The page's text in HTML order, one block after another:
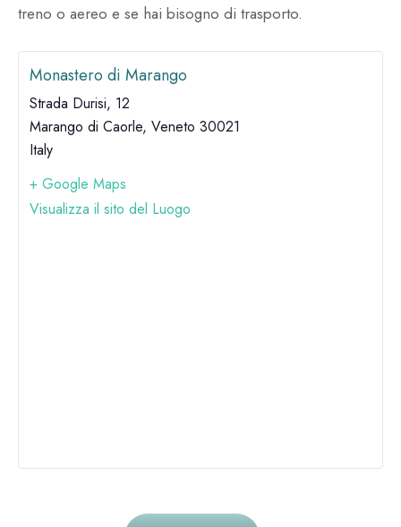
treno o aereo e se hai bisogno di trasporto.
Monastero di Marango
Strada Durisi, 12
Marango di Caorle, Veneto 30021
Italy
+ Google Maps
Visualizza il sito del Luogo